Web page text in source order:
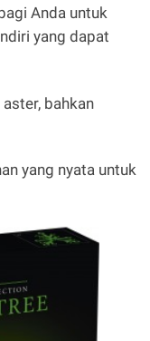
Anda untuk
yang dapat
bahkan
yang nyata untuk